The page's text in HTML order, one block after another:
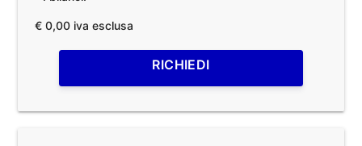
€ 0,00 iva esclusa
RICHIEDI